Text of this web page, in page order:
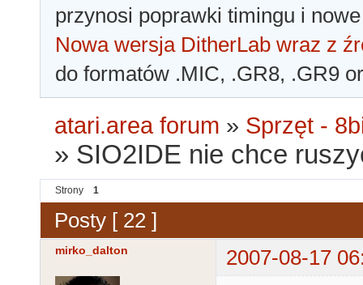
przynosi poprawki timingu i
Nowa wersja DitherLab wraz z
do formatów .MIC, .GR8, .GR9
atari.area forum » Sprzęt -
» SIO2IDE nie chce
Strony 1
Posty [ 22 ]
mirko_dalton 2007-08-17